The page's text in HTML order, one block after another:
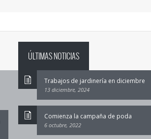
ÚLTIMAS NOTICIAS
Trabajos de jardinería en diciembre
13 diciembre, 2024
Comienza la campaña de poda
6 octubre, 2022